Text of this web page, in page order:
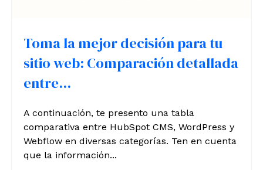
Toma la mejor decisión para tu
sitio web: Comparación detallada
entre...
A continuación, te presento una tabla
comparativa entre HubSpot CMS, WordPress y
Webflow en diversas categorías. Ten en cuenta
que la información...